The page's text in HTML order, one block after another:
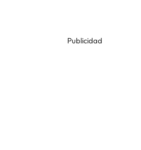
Publicidad